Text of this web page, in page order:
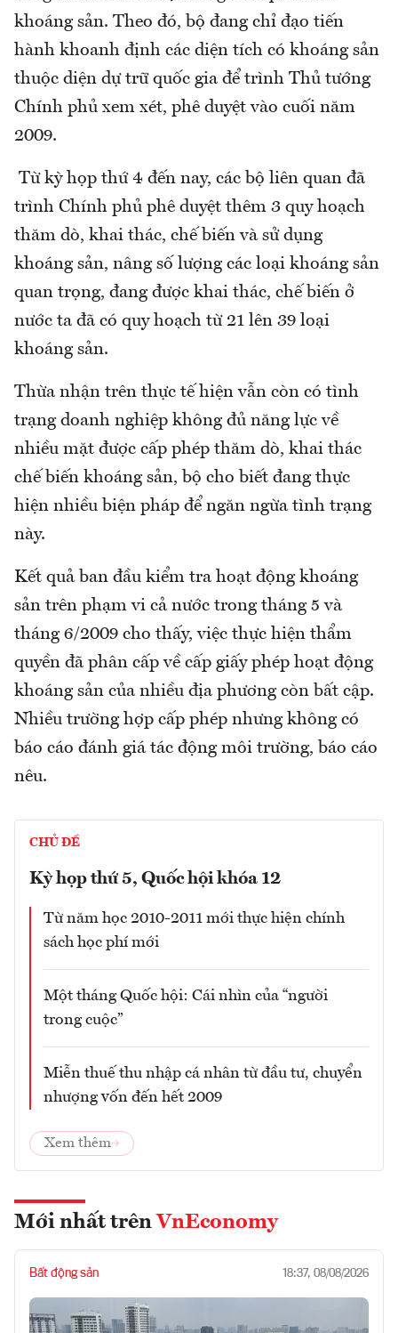
khoáng sản. Theo đó, bộ đang chỉ đạo tiến
hành khoanh định các diện tích có khoáng sản
thuộc diện dự trữ quốc gia để trình Thủ tướng
Chính phủ xem xét, phê duyệt vào cuối năm
2009.
Từ kỳ họp thứ 4 đến nay, các bộ liên quan đã
trình Chính phủ phê duyệt thêm 3 quy hoạch
thăm dò, khai thác, chế biến và sử dụng
khoáng sản, nâng số lượng các loại khoáng sản
quan trọng, đang được khai thác, chế biến ở
nước ta đã có quy hoạch từ 21 lên 39 loại
khoáng sản.
Thừa nhận trên thực tế hiện vẫn còn có tình
trạng doanh nghiệp không đủ năng lực về
nhiều mặt được cấp phép thăm dò, khai thác
chế biến khoáng sản, bộ cho biết đang thực
hiện nhiều biện pháp để ngăn ngừa tình trạng
này.
Kết quả ban đầu kiểm tra hoạt động khoáng
sản trên phạm vi cả nước trong tháng 5 và
tháng 6/2009 cho thấy, việc thực hiện thẩm
quyền đã phân cấp về cấp giấy phép hoạt động
khoáng sản của nhiều địa phương còn bất cập.
Nhiều trường hợp cấp phép nhưng không có
báo cáo đánh giá tác động môi trường, báo cáo
nêu.
CHỦ ĐỀ
Kỳ họp thứ 5, Quốc hội khóa 12
Từ năm học 2010-2011 mới thực hiện chính
sách học phí mới
Một tháng Quốc hội: Cái nhìn của “người
trong cuộc”
Miễn thuế thu nhập cá nhân từ đầu tư, chuyển
nhượng vốn đến hết 2009
Xem thêm
Mới nhất trên VnEconomy
Bất động sản 18:37, 08/08/2026